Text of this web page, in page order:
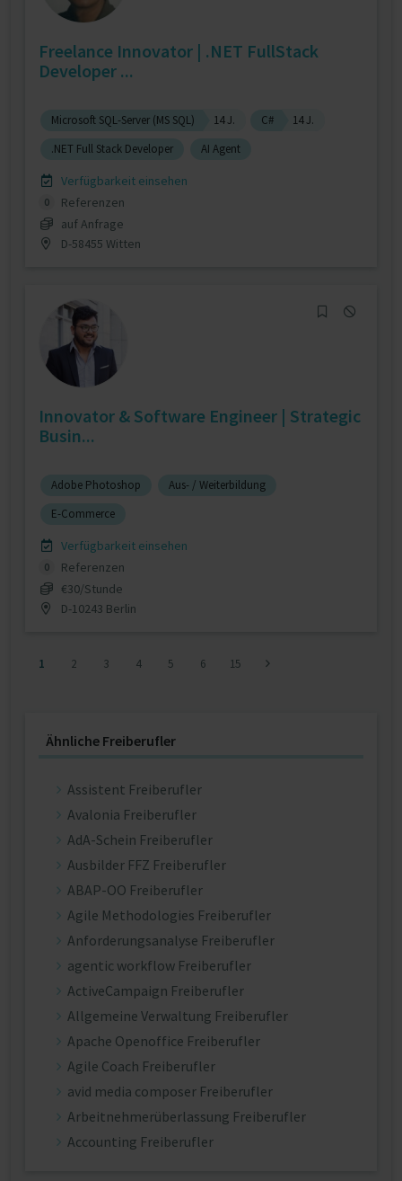
Freelance Innovator | .NET FullStack
Developer ...
Microsoft SQL-Server (MS SQL) 14 J. C#
14 J.
.NET Full Stack Developer
AI Agent
Verfügbarkeit einsehen
0
Referenzen
auf Anfrage
D-58455 Witten
Innovator & Software Engineer | Strategic
Busin...
Adobe Photoshop
Aus- / Weiterbildung
E-Commerce
Verfügbarkeit einsehen
0
Referenzen
€30/Stunde
D-10243 Berlin
1 2 3 4 5 6 15
Ähnliche Freiberufler
Assistent Freiberufler
Avalonia Freiberufler
AdA-Schein Freiberufler
Ausbilder FFZ Freiberufler
ABAP-OO Freiberufler
Agile Methodologies Freiberufler
Anforderungsanalyse Freiberufler
agentic workflow Freiberufler
ActiveCampaign Freiberufler
Allgemeine Verwaltung Freiberufler
Apache Openoffice Freiberufler
Agile Coach Freiberufler
avid media composer Freiberufler
Arbeitnehmerüberlassung Freiberufler
Accounting Freiberufler